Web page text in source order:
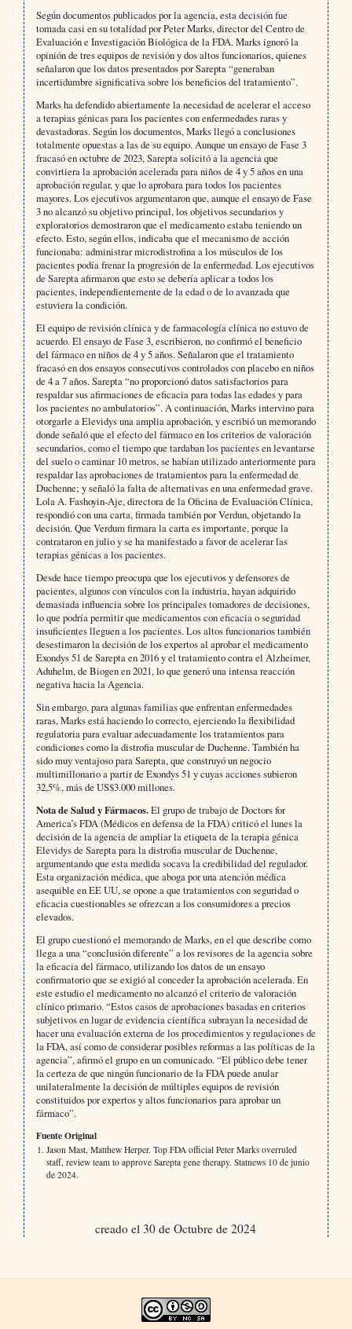
Según documentos publicados por la agencia, esta decisión fue
tomada casi en su totalidad por Peter Marks, director del Centro de
Evaluación e Investigación Biológica de la FDA. Marks ignoró la
opinión de tres equipos de revisión y dos altos funcionarios, quienes
señalaron que los datos presentados por Sarepta “generaban
incertidumbre significativa sobre los beneficios del tratamiento”.
Marks ha defendido abiertamente la necesidad de acelerar el acceso
a terapias génicas para los pacientes con enfermedades raras y
devastadoras. Según los documentos, Marks llegó a conclusiones
totalmente opuestas a las de su equipo. Aunque un ensayo de Fase 3
fracasó en octubre de 2023, Sarepta solicitó a la agencia que
convirtiera la aprobación acelerada para niños de 4 y 5 años en una
aprobación regular, y que lo aprobara para todos los pacientes
mayores. Los ejecutivos argumentaron que, aunque el ensayo de Fase
3 no alcanzó su objetivo principal, los objetivos secundarios y
exploratorios demostraron que el medicamento estaba teniendo un
efecto. Esto, según ellos, indicaba que el mecanismo de acción
funcionaba: administrar microdistrofina a los músculos de los
pacientes podía frenar la progresión de la enfermedad. Los ejecutivos
de Sarepta afirmaron que esto se debería aplicar a todos los
pacientes, independientemente de la edad o de lo avanzada que
estuviera la condición.
El equipo de revisión clínica y de farmacología clínica no estuvo de
acuerdo. El ensayo de Fase 3, escribieron, no confirmó el beneficio
del fármaco en niños de 4 y 5 años. Señalaron que el tratamiento
fracasó en dos ensayos consecutivos controlados con placebo en niños
de 4 a 7 años. Sarepta “no proporcionó datos satisfactorios para
respaldar sus afirmaciones de eficacia para todas las edades y para
los pacientes no ambulatorios”. A continuación, Marks intervino para
otorgarle a Elevidys una amplia aprobación, y escribió un memorando
donde señaló que el efecto del fármaco en los criterios de valoración
secundarios, como el tiempo que tardaban los pacientes en levantarse
del suelo o caminar 10 metros, se habían utilizado anteriormente para
respaldar las aprobaciones de tratamientos para la enfermedad de
Duchenne; y señaló la falta de alternativas en una enfermedad grave.
Lola A. Fashoyin-Aje, directora de la Oficina de Evaluación Clínica,
respondió con una carta, firmada también por Verdun, objetando la
decisión. Que Verdum firmara la carta es importante, porque la
contrataron en julio y se ha manifestado a favor de acelerar las
terapias génicas a los pacientes.
Desde hace tiempo preocupa que los ejecutivos y defensores de
pacientes, algunos con vínculos con la industria, hayan adquirido
demasiada influencia sobre los principales tomadores de decisiones,
lo que podría permitir que medicamentos con eficacia o seguridad
insuficientes lleguen a los pacientes. Los altos funcionarios también
desestimaron la decisión de los expertos al aprobar el medicamento
Exondys 51 de Sarepta en 2016 y el tratamiento contra el Alzheimer,
Aduhelm, de Biogen en 2021, lo que generó una intensa reacción
negativa hacia la Agencia.
Sin embargo, para algunas familias que enfrentan enfermedades
raras, Marks está haciendo lo correcto, ejerciendo la flexibilidad
regulatoria para evaluar adecuadamente los tratamientos para
condiciones como la distrofia muscular de Duchenne. También ha
sido muy ventajoso para Sarepta, que construyó un negocio
multimillonario a partir de Exondys 51 y cuyas acciones subieron
32,5%, más de US$3.000 millones.
Nota de Salud y Fármacos.El grupo de trabajo de Doctors for
America’s FDA (Médicos en defensa de la FDA) criticó el lunes la
decisión de la agencia de ampliar la etiqueta de la terapia génica
Elevidys de Sarepta para la distrofia muscular de Duchenne,
argumentando que esta medida socava la credibilidad del regulador.
Esta organización médica, que aboga por una atención médica
asequible en EE UU, se opone a que tratamientos con seguridad o
eficacia cuestionables se ofrezcan a los consumidores a precios
elevados.
El grupo cuestionó el memorando de Marks, en el que describe como
llega a una “conclusión diferente” a los revisores de la agencia sobre
la eficacia del fármaco, utilizando los datos de un ensayo
confirmatorio que se exigió al conceder la aprobación acelerada. En
este estudio el medicamento no alcanzó el criterio de valoración
clínico primario. “Estos casos de aprobaciones basadas en criterios
subjetivos en lugar de evidencia científica subrayan la necesidad de
hacer una evaluación externa de los procedimientos y regulaciones de
la FDA, así como de considerar posibles reformas a las políticas de la
agencia”, afirmó el grupo en un comunicado. “El público debe tener
la certeza de que ningún funcionario de la FDA puede anular
unilateralmente la decisión de múltiples equipos de revisión
constituidos por expertos y altos funcionarios para aprobar un
fármaco”.
Fuente Original
Jason Mast, Matthew Herper. Top FDA official Peter Marks overruled
staff, review team to approve Sarepta gene therapy. Statnews 10 de junio
de 2024.
creado el 30 de Octubre de 2024